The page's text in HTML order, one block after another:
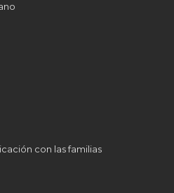
con las familias